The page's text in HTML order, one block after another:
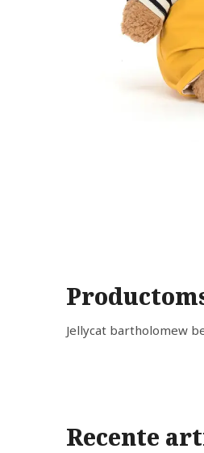
Jellycat bartholomew
Recente